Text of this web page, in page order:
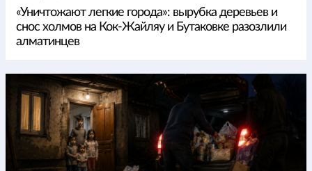
«Уничтожают легкие города»: вырубка деревьев и
снос холмов на Кок-Жайляу и Бутаковке разозлили
алматинцев